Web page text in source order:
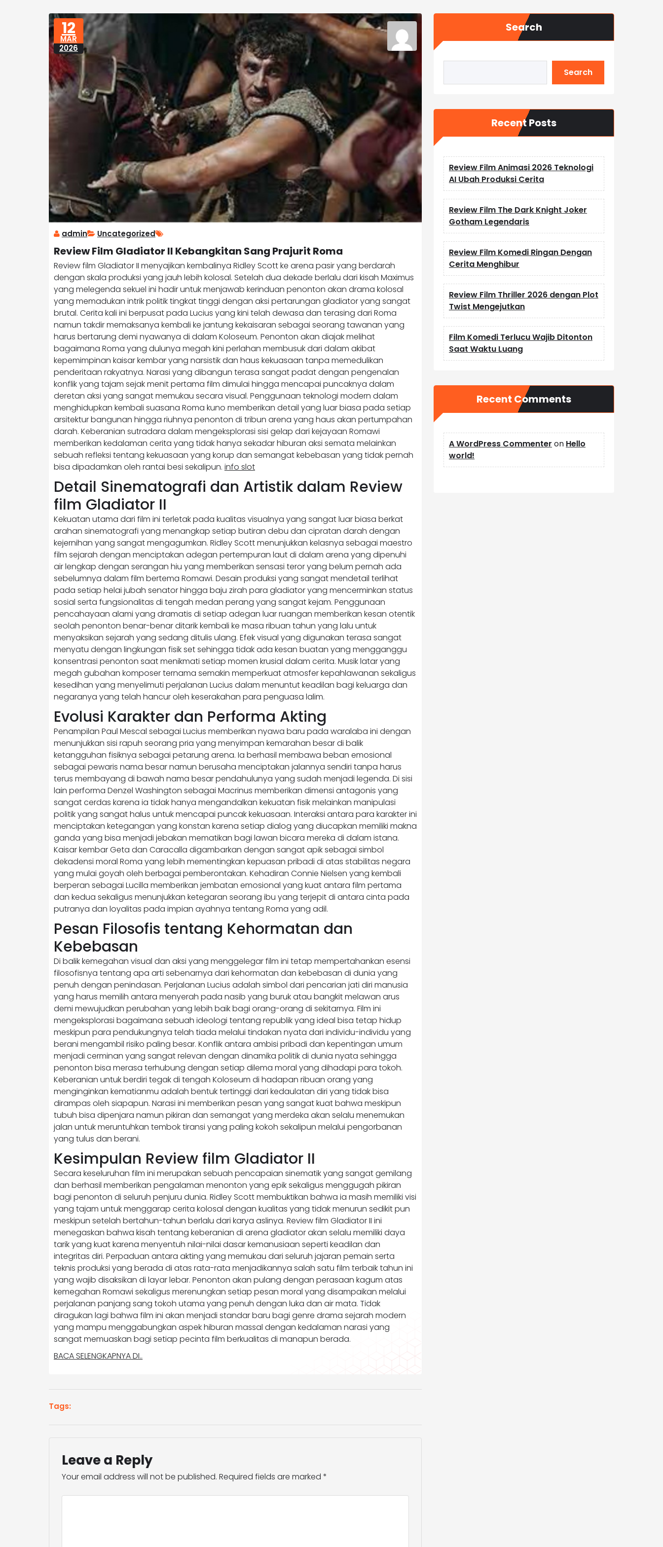
12
MAR
2026
admin Uncategorized
Review Film Gladiator II Kebangkitan Sang Prajurit Roma
Review film Gladiator II menyajikan kembalinya Ridley Scott ke arena pasir yang berdarah
dengan skala produksi yang jauh lebih kolosal. Setelah dua dekade berlalu dari kisah Maximus
yang melegenda sekuel ini hadir untuk menjawab kerinduan penonton akan drama kolosal
yang memadukan intrik politik tingkat tinggi dengan aksi pertarungan gladiator yang sangat
brutal. Cerita kali ini berpusat pada Lucius yang kini telah dewasa dan terasing dari Roma
namun takdir memaksanya kembali ke jantung kekaisaran sebagai seorang tawanan yang
harus bertarung demi nyawanya di dalam Koloseum. Penonton akan diajak melihat
bagaimana Roma yang dulunya megah kini perlahan membusuk dari dalam akibat
kepemimpinan kaisar kembar yang narsistik dan haus kekuasaan tanpa memedulikan
penderitaan rakyatnya. Narasi yang dibangun terasa sangat padat dengan pengenalan
konflik yang tajam sejak menit pertama film dimulai hingga mencapai puncaknya dalam
deretan aksi yang sangat memukau secara visual. Penggunaan teknologi modern dalam
menghidupkan kembali suasana Roma kuno memberikan detail yang luar biasa pada setiap
arsitektur bangunan hingga riuhnya penonton di tribun arena yang haus akan pertumpahan
darah. Keberanian sutradara dalam mengeksplorasi sisi gelap dari kejayaan Romawi
memberikan kedalaman cerita yang tidak hanya sekadar hiburan aksi semata melainkan
sebuah refleksi tentang kekuasaan yang korup dan semangat kebebasan yang tidak pernah
bisa dipadamkan oleh rantai besi sekalipun. info slot
Detail Sinematografi dan Artistik dalam Review
film Gladiator II
Kekuatan utama dari film ini terletak pada kualitas visualnya yang sangat luar biasa berkat
arahan sinematografi yang menangkap setiap butiran debu dan cipratan darah dengan
kejernihan yang sangat mengagumkan. Ridley Scott menunjukkan kelasnya sebagai maestro
film sejarah dengan menciptakan adegan pertempuran laut di dalam arena yang dipenuhi
air lengkap dengan serangan hiu yang memberikan sensasi teror yang belum pernah ada
sebelumnya dalam film bertema Romawi. Desain produksi yang sangat mendetail terlihat
pada setiap helai jubah senator hingga baju zirah para gladiator yang mencerminkan status
sosial serta fungsionalitas di tengah medan perang yang sangat kejam. Penggunaan
pencahayaan alami yang dramatis di setiap adegan luar ruangan memberikan kesan otentik
seolah penonton benar-benar ditarik kembali ke masa ribuan tahun yang lalu untuk
menyaksikan sejarah yang sedang ditulis ulang. Efek visual yang digunakan terasa sangat
menyatu dengan lingkungan fisik set sehingga tidak ada kesan buatan yang mengganggu
konsentrasi penonton saat menikmati setiap momen krusial dalam cerita. Musik latar yang
megah gubahan komposer ternama semakin memperkuat atmosfer kepahlawanan sekaligus
kesedihan yang menyelimuti perjalanan Lucius dalam menuntut keadilan bagi keluarga dan
negaranya yang telah hancur oleh keserakahan para penguasa lalim.
Evolusi Karakter dan Performa Akting
Penampilan Paul Mescal sebagai Lucius memberikan nyawa baru pada waralaba ini dengan
menunjukkan sisi rapuh seorang pria yang menyimpan kemarahan besar di balik
ketangguhan fisiknya sebagai petarung arena. Ia berhasil membawa beban emosional
sebagai pewaris nama besar namun berusaha menciptakan jalannya sendiri tanpa harus
terus membayang di bawah nama besar pendahulunya yang sudah menjadi legenda. Di sisi
lain performa Denzel Washington sebagai Macrinus memberikan dimensi antagonis yang
sangat cerdas karena ia tidak hanya mengandalkan kekuatan fisik melainkan manipulasi
politik yang sangat halus untuk mencapai puncak kekuasaan. Interaksi antara para karakter ini
menciptakan ketegangan yang konstan karena setiap dialog yang diucapkan memiliki makna
ganda yang bisa menjadi jebakan mematikan bagi lawan bicara mereka di dalam istana.
Kaisar kembar Geta dan Caracalla digambarkan dengan sangat apik sebagai simbol
dekadensi moral Roma yang lebih mementingkan kepuasan pribadi di atas stabilitas negara
yang mulai goyah oleh berbagai pemberontakan. Kehadiran Connie Nielsen yang kembali
berperan sebagai Lucilla memberikan jembatan emosional yang kuat antara film pertama
dan kedua sekaligus menunjukkan ketegaran seorang ibu yang terjepit di antara cinta pada
putranya dan loyalitas pada impian ayahnya tentang Roma yang adil.
Pesan Filosofis tentang Kehormatan dan
Kebebasan
Di balik kemegahan visual dan aksi yang menggelegar film ini tetap mempertahankan esensi
filosofisnya tentang apa arti sebenarnya dari kehormatan dan kebebasan di dunia yang
penuh dengan penindasan. Perjalanan Lucius adalah simbol dari pencarian jati diri manusia
yang harus memilih antara menyerah pada nasib yang buruk atau bangkit melawan arus
demi mewujudkan perubahan yang lebih baik bagi orang-orang di sekitarnya. Film ini
mengeksplorasi bagaimana sebuah ideologi tentang republik yang ideal bisa tetap hidup
meskipun para pendukungnya telah tiada melalui tindakan nyata dari individu-individu yang
berani mengambil risiko paling besar. Konflik antara ambisi pribadi dan kepentingan umum
menjadi cerminan yang sangat relevan dengan dinamika politik di dunia nyata sehingga
penonton bisa merasa terhubung dengan setiap dilema moral yang dihadapi para tokoh.
Keberanian untuk berdiri tegak di tengah Koloseum di hadapan ribuan orang yang
menginginkan kematianmu adalah bentuk tertinggi dari kedaulatan diri yang tidak bisa
dirampas oleh siapapun. Narasi ini memberikan pesan yang sangat kuat bahwa meskipun
tubuh bisa dipenjara namun pikiran dan semangat yang merdeka akan selalu menemukan
jalan untuk meruntuhkan tembok tiransi yang paling kokoh sekalipun melalui pengorbanan
yang tulus dan berani.
Kesimpulan Review film Gladiator II
Secara keseluruhan film ini merupakan sebuah pencapaian sinematik yang sangat gemilang
dan berhasil memberikan pengalaman menonton yang epik sekaligus menggugah pikiran
bagi penonton di seluruh penjuru dunia. Ridley Scott membuktikan bahwa ia masih memiliki visi
yang tajam untuk menggarap cerita kolosal dengan kualitas yang tidak menurun sedikit pun
meskipun setelah bertahun-tahun berlalu dari karya aslinya. Review film Gladiator II ini
menegaskan bahwa kisah tentang keberanian di arena gladiator akan selalu memiliki daya
tarik yang kuat karena menyentuh nilai-nilai dasar kemanusiaan seperti keadilan dan
integritas diri. Perpaduan antara akting yang memukau dari seluruh jajaran pemain serta
teknis produksi yang berada di atas rata-rata menjadikannya salah satu film terbaik tahun ini
yang wajib disaksikan di layar lebar. Penonton akan pulang dengan perasaan kagum atas
kemegahan Romawi sekaligus merenungkan setiap pesan moral yang disampaikan melalui
perjalanan panjang sang tokoh utama yang penuh dengan luka dan air mata. Tidak
diragukan lagi bahwa film ini akan menjadi standar baru bagi genre drama sejarah modern
yang mampu menggabungkan aspek hiburan massal dengan kedalaman narasi yang
sangat memuaskan bagi setiap pecinta film berkualitas di manapun berada.
BACA SELENGKAPNYA DI..
Tags:
Leave a Reply
Your email address will not be published. Required fields are marked *
Search
Search
Recent Posts
Review Film Animasi 2026 Teknologi
AI Ubah Produksi Cerita
Review Film The Dark Knight Joker
Gotham Legendaris
Review Film Komedi Ringan Dengan
Cerita Menghibur
Review Film Thriller 2026 dengan Plot
Twist Mengejutkan
Film Komedi Terlucu Wajib Ditonton
Saat Waktu Luang
Recent Comments
A WordPress Commenter on Hello
world!